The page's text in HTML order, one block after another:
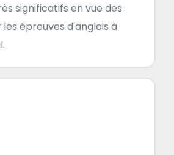
significatifs en vue des
épreuves d'anglais à